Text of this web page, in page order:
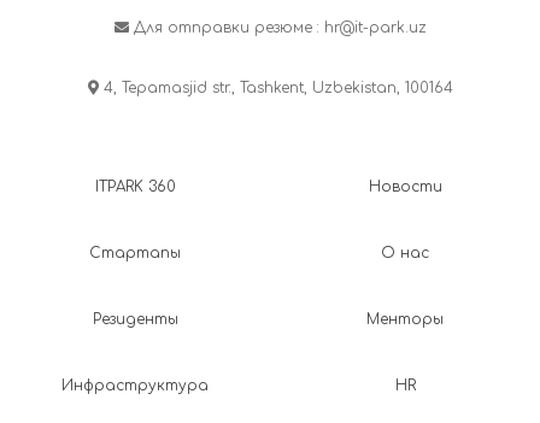
Для отправки резюме : hr@it-park.uz
4, Tepamasjid str., Tashkent, Uzbekistan, 100164
ITPARK 360
Стартапы
Резиденты
Инфраструктура
Новости
О нас
Менторы
HR